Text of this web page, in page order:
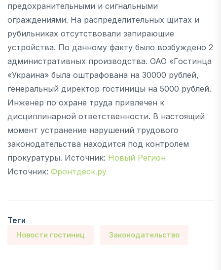
предохранительными и сигнальными
ограждениями. На распределительных щитах и
рубильниках отсутствовали запирающие
устройства. По данному факту было возбуждено 2
административных производства. ОАО «Гостинца
«Украина» была оштрафована на 30000 рублей,
генеральный директор гостиницы на 5000 рублей.
Инженер по охране труда привлечен к
дисциплинарной ответственности. В настоящий
момент устранение нарушений трудового
законодательства находится под контролем
прокуратуры. Источник: Новый Регион
Источник: Фронтдеск.ру
Теги
Новости гостиниц Законодательство